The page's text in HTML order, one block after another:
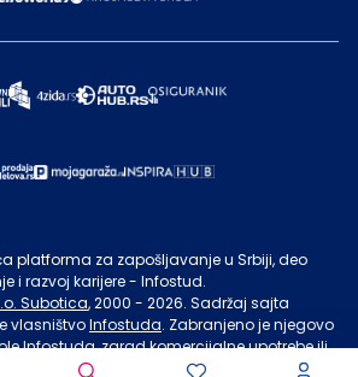
platforma za zapošljavanje u Srbiji, deo
i razvoj karijere - Infostud.
Subotica, 2000 - 2026. Sadržaj sajta
vlasništvoInfostuda. Zabranjeno je njegovo
Infostuda, zarad komercijalne upotrebe ili
lične potrebe posetilaca sajta.